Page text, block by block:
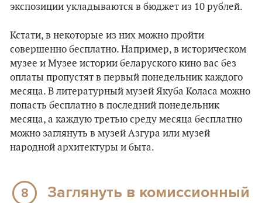
экспозиции укладываются в бюджет из 10 рублей.
Кстати, в некоторые из них можно пройти
совершенно бесплатно. Например, в историческом
музее и Музее истории беларуского кино вас без
оплаты пропустят в первый понедельник каждого
месяца. В литературный музей Якуба Коласа можно
попасть бесплатно в последний понедельник
месяца, а каждую третью среду месяца бесплатно
можно заглянуть в музей Азгура или музей
народной архитектуры и быта.
8
Заглянуть в комиссионный